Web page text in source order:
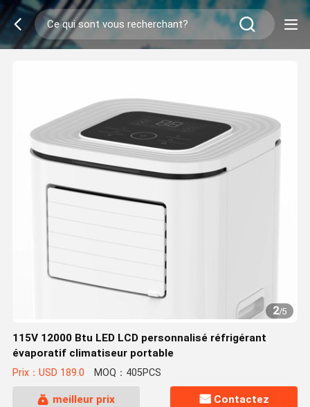
2/5
115V 12000 Btu LED LCD personnalisé réfrigérant
évaporatif climatiseur portable
Prix：USD 189.0 MOQ：405PCS
meilleur prix Contactez